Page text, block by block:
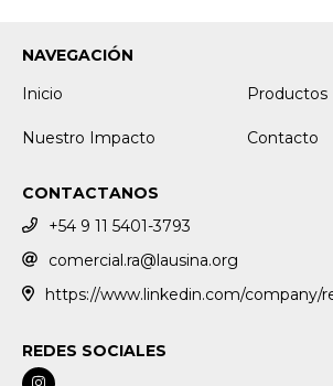
NAVEGACIÓN
Inicio
Productos
Nuestro Impacto Contacto
CONTACTANOS
+54 9 11 5401-3793
comercial.ra@lausina.org
https://www.linkedin.com/company/
REDES SOCIALES